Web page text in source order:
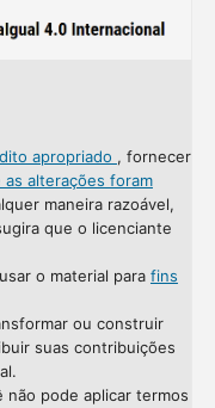
apropriado , fornecer
as alterações foram
maneira razoável,
que o licenciante
o material para fins
ou construir
suas contribuições
não pode aplicar termos